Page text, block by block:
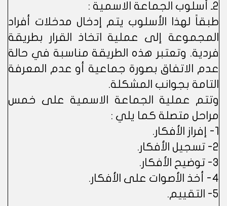
2ـ أسلوب الجماعة الاسمية :
طبقاً لهذا الأسلوب يتم إدخال مدخلات أفراد
المجموعة إلى عملية اتخاذ القرار بطريقة
فردية. وتعتبر هذه الطريقة مناسبة في حالة
عدم الاتفاق بصورة جماعية أو عدم المعرفة
التامة بجوانب المشكلة.
وتتم عملية الجماعة الاسمية على خمس
مراحل متصلة كما يلي :
1- إفراز الأفكار.
2- تسجيل الأفكار.
3- توضيح الأفكار.
4- أخذ الأصوات على الأفكار.
5- التقييم.